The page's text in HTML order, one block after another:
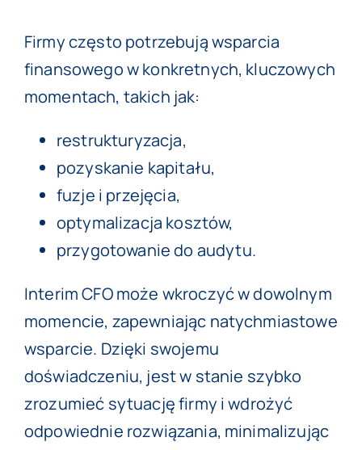
Firmy często potrzebują wsparcia
finansowego w konkretnych, kluczowych
momentach, takich jak:
restrukturyzacja,
pozyskanie kapitału,
fuzje i przejęcia,
optymalizacja kosztów,
przygotowanie do audytu.
Interim CFO może wkroczyć w dowolnym
momencie, zapewniając natychmiastowe
wsparcie. Dzięki swojemu
doświadczeniu, jest w stanie szybko
zrozumieć sytuację firmy i wdrożyć
odpowiednie rozwiązania, minimalizując